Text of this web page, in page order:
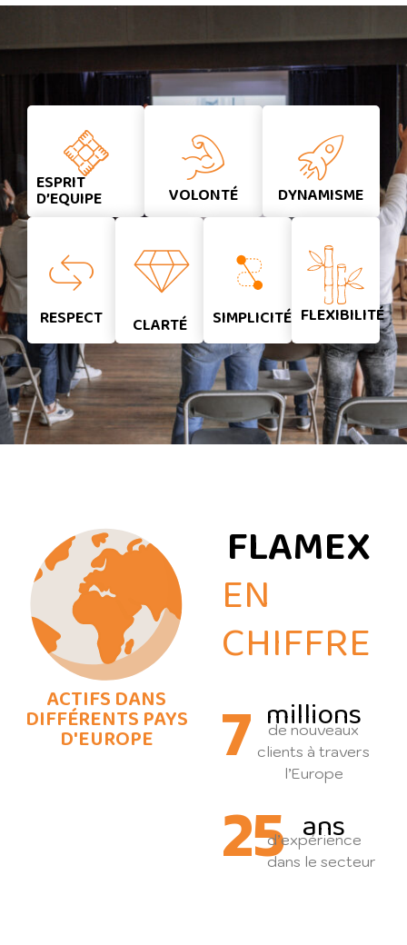
ESPRIT
D’EQUIPE VOLONTÉ DYNAMISME
RESPECT CLARTÉ SIMPLICITÉ FLEXIBILITÉ
ACTIFS DANS
DIFFÉRENTS PAYS
D'EUROPE
FLAMEX
EN
CHIFFRE
7 millions
de nouveaux
clients à travers
l’Europe
25 ans
d’expérience
dans le secteur